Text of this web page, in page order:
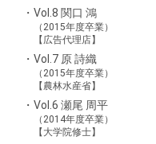
Vol.8 関口 鴻
（2015年度卒業）
【広告代理店】
Vol.7 原 詩織
（2015年度卒業）
【農林水産省】
Vol.6 瀬尾 周平
（2014年度卒業）
【大学院修士】